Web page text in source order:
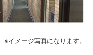
※イメージ写真になります。